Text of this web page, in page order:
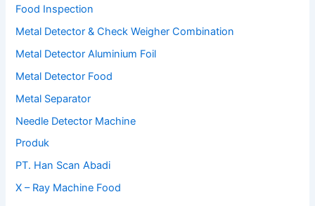
Food Inspection
Metal Detector & Check Weigher Combination
Metal Detector Aluminium Foil
Metal Detector Food
Metal Separator
Needle Detector Machine
Produk
PT. Han Scan Abadi
X – Ray Machine Food